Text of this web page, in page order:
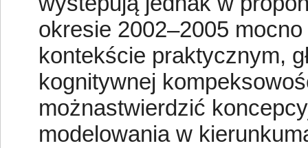
okresie 2002–2005
kontekście praktycznym,
kognitywnej
możnastwierdzić
modelowania w